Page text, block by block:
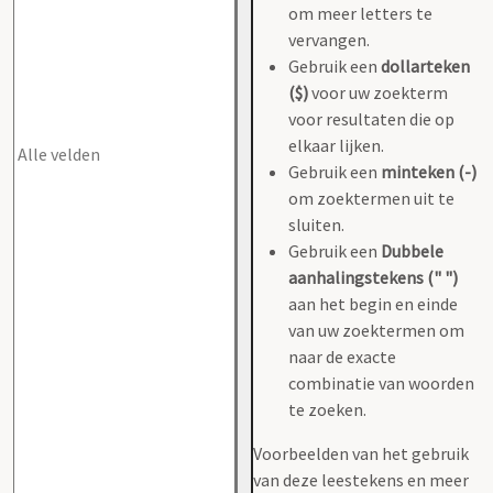
om meer letters te
vervangen.
Gebruik een dollarteken
($)voor uw zoekterm
voor resultaten die op
elkaar lijken.
Gebruik een minteken (-)
om zoektermen uit te
sluiten.
Gebruik een Dubbele
aanhalingstekens (" ")
aan het begin en einde
van uw zoektermen om
naar de exacte
combinatie van woorden
te zoeken.
Voorbeelden van het gebruik
van deze leestekens en meer